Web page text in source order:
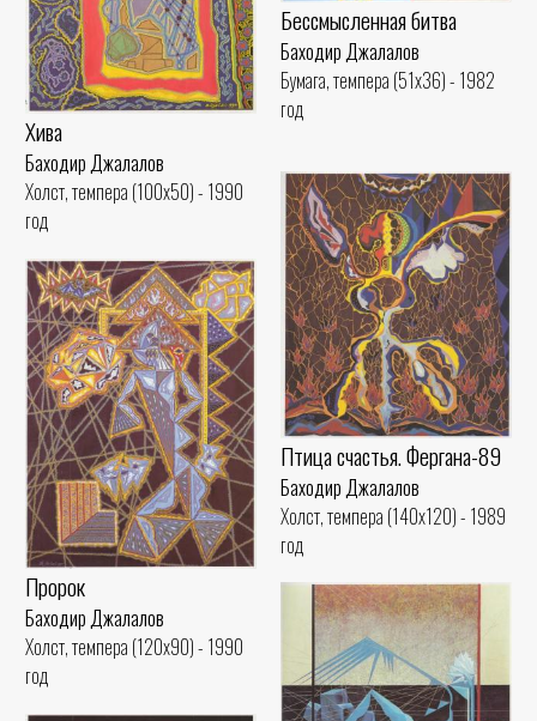
Хива
Баходир Джалалов
Холст, темпера (100x50) - 1990
год
Бессмысленная битва
Баходир Джалалов
Бумага, темпера (51x36) - 1982
год
Птица счастья. Фергана-89
Баходир Джалалов
Холст, темпера (140x120) - 1989
год
Пророк
Баходир Джалалов
Холст, темпера (120x90) - 1990
год